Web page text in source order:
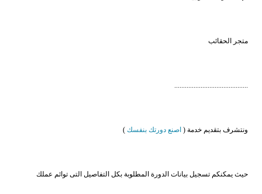
متجر الحقائب
..........................................
ونتشرف بتقديم خدمة ( اصنع دورتك بنفسك )
حيث يمكنكم تسجيل بيانات الدورة المطلوبة بكل التفاصيل التى توائم عملك